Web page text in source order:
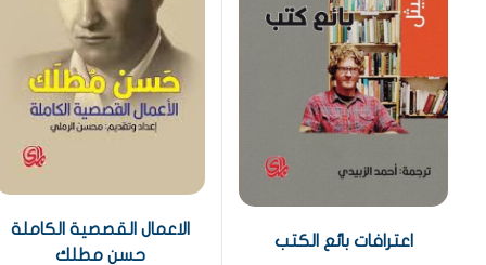
اعترافات بائع الكتب
الاعمال القصصية الكاملة
حسن مطلك